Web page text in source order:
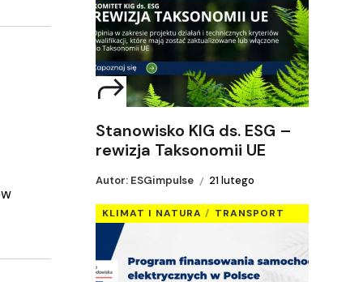
Stanowisko KIG ds. ESG –
rewizja Taksonomii UE
Autor: ESGimpulse 21 lutego
KLIMAT I NATURA TRANSPORT